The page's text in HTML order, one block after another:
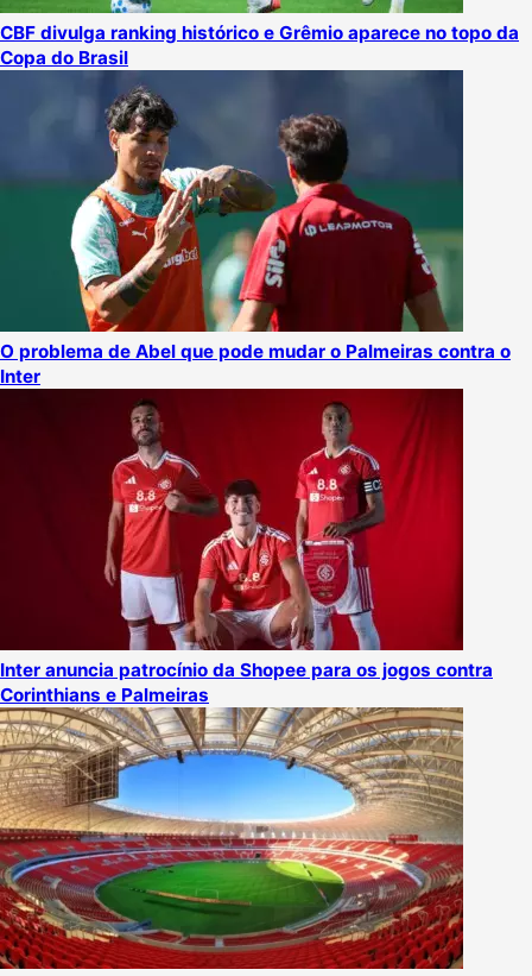
CBF divulga ranking histórico e Grêmio aparece no topo da
Copa do Brasil
O problema de Abel que pode mudar o Palmeiras contra o
Inter
Inter anuncia patrocínio da Shopee para os jogos contra
Corinthians e Palmeiras